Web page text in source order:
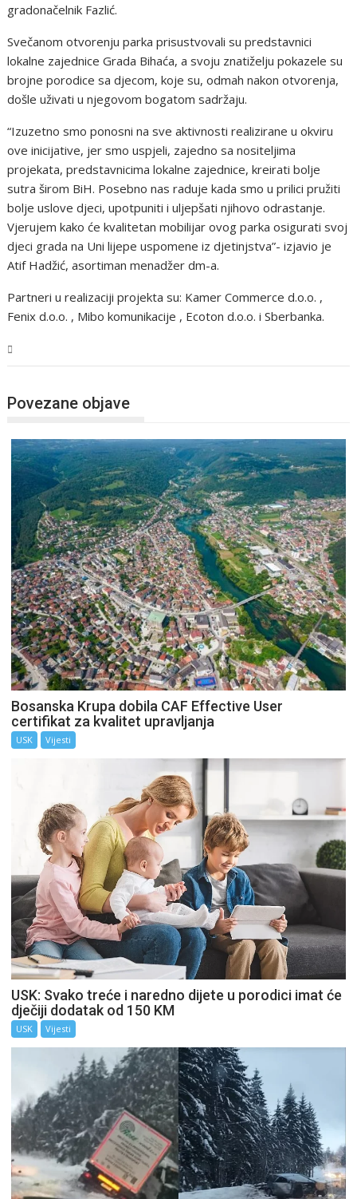
gradonačelnik Fazlić.
Svečanom otvorenju parka prisustvovali su predstavnici
lokalne zajednice Grada Bihaća, a svoju znatiželju pokazele su
brojne porodice sa djecom, koje su, odmah nakon otvorenja,
došle uživati u njegovom bogatom sadržaju.
“Izuzetno smo ponosni na sve aktivnosti realizirane u okviru
ove inicijative, jer smo uspjeli, zajedno sa nositeljima
projekata, predstavnicima lokalne zajednice, kreirati bolje
sutra širom BiH. Posebno nas raduje kada smo u prilici pružiti
bolje uslove djeci, upotpuniti i uljepšati njihovo odrastanje.
Vjerujem kako će kvalitetan mobilijar ovog parka osigurati svoj
djeci grada na Uni lijepe uspomene iz djetinjstva”- izjavio je
Atif Hadžić, asortiman menadžer dm-a.
Partneri u realizaciji projekta su: Kamer Commerce d.o.o. ,
Fenix d.o.o. , Mibo komunikacije , Ecoton d.o.o. i Sberbanka.
Povezane objave
Bosanska Krupa dobila CAF Effective User
certifikat za kvalitet upravljanja
USK Vijesti
USK: Svako treće i naredno dijete u porodici imat će
dječiji dodatak od 150 KM
USK Vijesti